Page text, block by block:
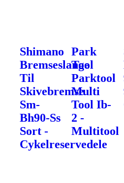
Shimano
Bremseslange
Til
Skivebremse
Sm-
Bh90-Ss
Sort -
Cykelreservedele
Park
Tool
Parktool
Multi
Tool Ib-
2 -
Multitool